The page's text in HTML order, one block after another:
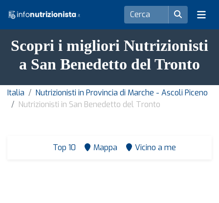
Scopri i migliori Nutrizionisti
a San Benedetto del Tronto
Italia
Nutrizionisti in Provincia di Marche - Ascoli Piceno
Nutrizionisti in San Benedetto del Tronto
Top 10 Mappa Vicino a me